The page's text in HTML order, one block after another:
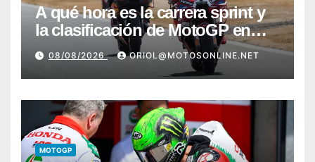
A qué hora es la carrera sprint y
la clasificación de MotoGP en
Silverstone
08/08/2026 ORIOL@MOTOSONLINE.NET
MOTOGP